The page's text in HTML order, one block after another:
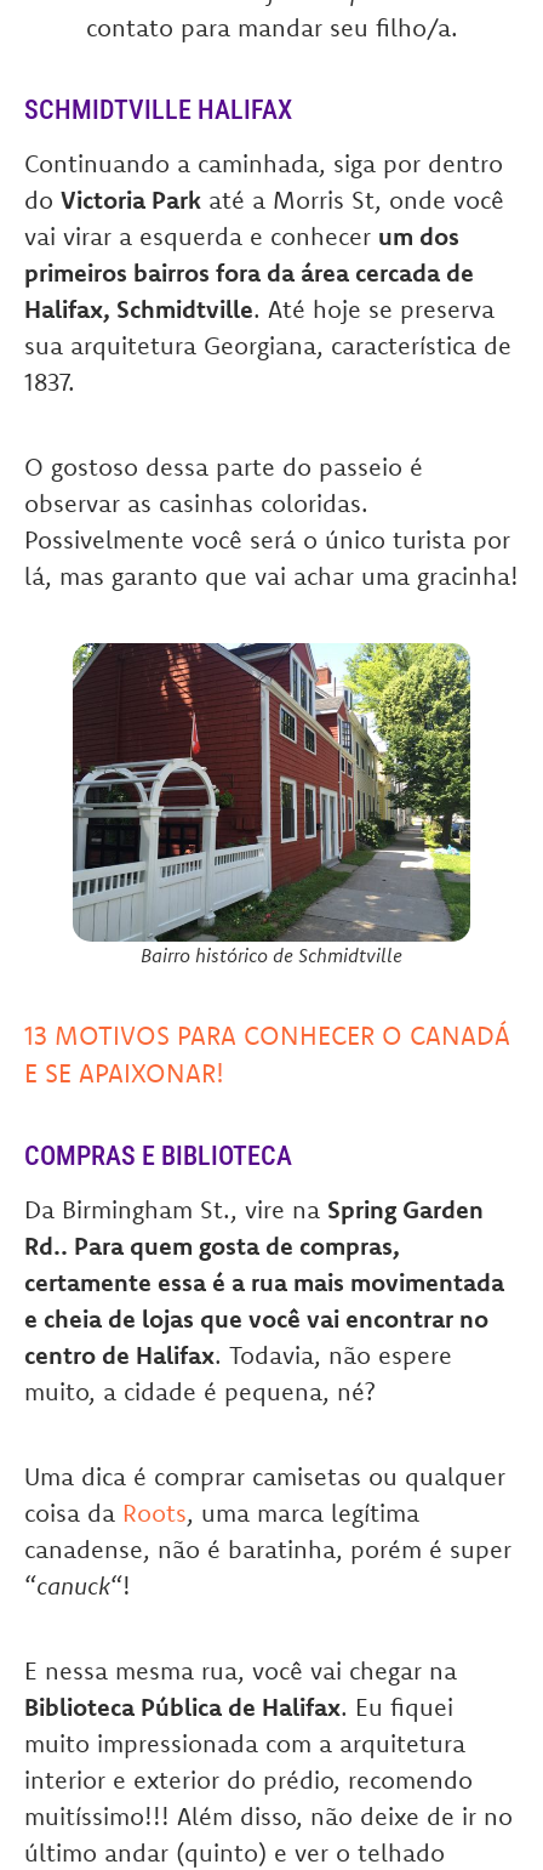
contato para mandar seu filho/a.
SCHMIDTVILLE HALIFAX
Continuando a caminhada, siga por dentro
do Victoria Park até a Morris St, onde você
vai virar a esquerda e conhecer um dos
primeiros bairros fora da área cercada de
Halifax, Schmidtville. Até hoje se preserva
sua arquitetura Georgiana, característica de
1837.
O gostoso dessa parte do passeio é
observar as casinhas coloridas.
Possivelmente você será o único turista por
lá, mas garanto que vai achar uma gracinha!
Bairro histórico de Schmidtville
13 MOTIVOS PARA CONHECER O CANADÁ
E SE APAIXONAR!
COMPRAS E BIBLIOTECA
Da Birmingham St., vire na Spring Garden
Rd.. Para quem gosta de compras,
certamente essa é a rua mais movimentada
e cheia de lojas que você vai encontrar no
centro de Halifax. Todavia, não espere
muito, a cidade é pequena, né?
Uma dica é comprar camisetas ou qualquer
coisa da Roots, uma marca legítima
canadense, não é baratinha, porém é super
“canuck“!
E nessa mesma rua, você vai chegar na
Biblioteca Pública de Halifax. Eu fiquei
muito impressionada com a arquitetura
interior e exterior do prédio, recomendo
muitíssimo!!! Além disso, não deixe de ir no
último andar (quinto) e ver o telhado